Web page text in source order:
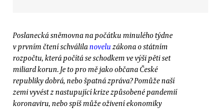
Poslanecká sněmovna na počátku minulého týdne
v prvním čtení schválilanovelu zákona o státním
rozpočtu, která počítá se schodkem ve výši pěti set
miliard korun. Je to pro mě jako občana České
republiky dobrá, nebo špatná zpráva? Pomůže naší
zemi vyvést z nastupující krize způsobené pandemií
koronaviru, nebo spíš může oživení ekonomiky